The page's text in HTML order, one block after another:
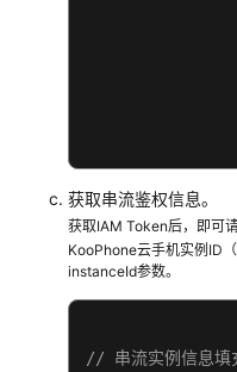
获取串流鉴权信息。
获取IAM Token后，即可
KooPhone云手机实例ID
instanceId参数。
// 串流实例信息填